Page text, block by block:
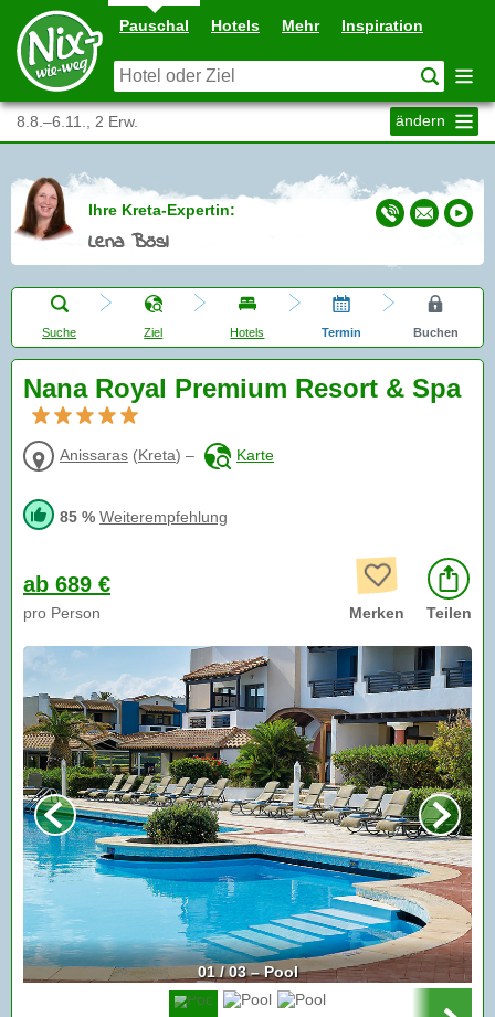
Pauschal Hotels Mehr Inspiration
8.8.–6.11., 2 Erw. ändern
Ihre Kreta-Expertin:
Lena Bösl
Suche Ziel Hotels Termin Buchen
Nana Royal Premium Resort & Spa
Anissaras (Kreta) – Karte
85 % Weiterempfehlung
ab 689 €
pro Person Merken Teilen
01 / 03 – Pool